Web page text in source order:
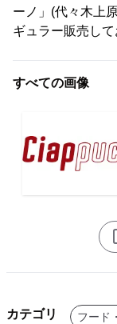
ーノ」(代々木上
ギュラー販売して
すべての画像
カテゴリ フード